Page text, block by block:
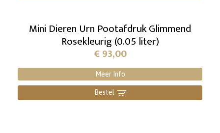
Mini Dieren Urn Pootafdruk Glimmend
Rosekleurig (0.05 liter)
€93,00
Meer Info
Bestel ]